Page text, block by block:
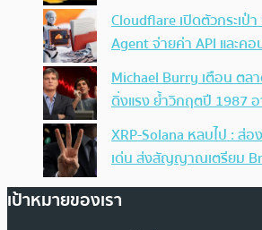
Cloudflare เปิดตัวกระเป๋
Agent จ่ายค่า API และคอ
Michael Burry เตือน ตล
ดิ่งแรง ย้ำวิกฤตปี 1987
XRP-Solana หลบไป : ส่
เด่น ส่งสัญญาณเตรียม
เป้าหมายของเรา